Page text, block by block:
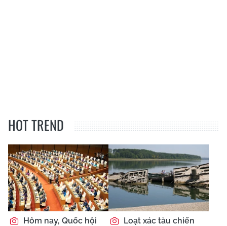
HOT TREND
Hôm nay, Quốc hội
Loạt xác tàu chiến